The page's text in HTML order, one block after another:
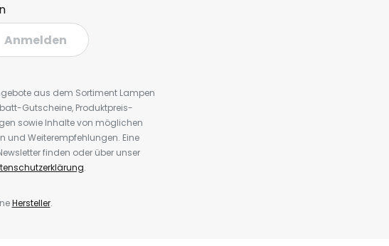
Anmelden
aus dem Sortiment Lampen
Gutscheine, Produktpreis-
sowie Inhalte von möglichen
und Weiterempfehlungen. Eine
finden oder über unser
.
Hersteller.